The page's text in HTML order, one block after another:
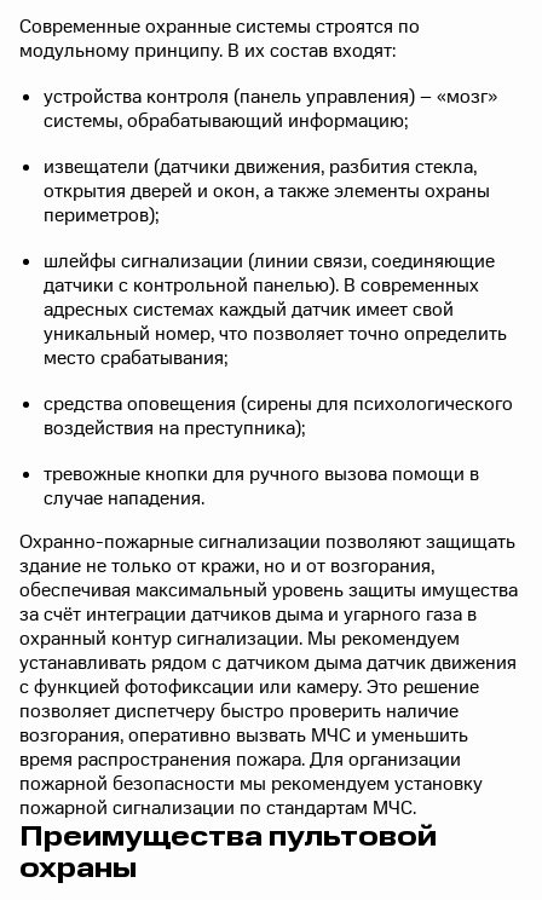
Современные охранные системы строятся по
модульному принципу. В их состав входят:
устройства контроля (панель управления) – «мозг»
системы, обрабатывающий информацию;
извещатели (датчики движения, разбития стекла,
открытия дверей и окон, а также элементы охраны
периметров);
шлейфы сигнализации (линии связи, соединяющие
датчики с контрольной панелью). В современных
адресных системах каждый датчик имеет свой
уникальный номер, что позволяет точно определить
место срабатывания;
средства оповещения (сирены для психологического
воздействия на преступника);
тревожные кнопки для ручного вызова помощи в
случае нападения.
Охранно-пожарные сигнализации позволяют защищать
здание не только от кражи, но и от возгорания,
обеспечивая максимальный уровень защиты имущества
за счёт интеграции датчиков дыма и угарного газа в
охранный контур сигнализации. Мы рекомендуем
устанавливать рядом с датчиком дыма датчик движения
с функцией фотофиксации или камеру. Это решение
позволяет диспетчеру быстро проверить наличие
возгорания, оперативно вызвать МЧС и уменьшить
время распространения пожара. Для организации
пожарной безопасности мы рекомендуем установку
пожарной сигнализации по стандартам МЧС.
Преимущества пультовой
охраны